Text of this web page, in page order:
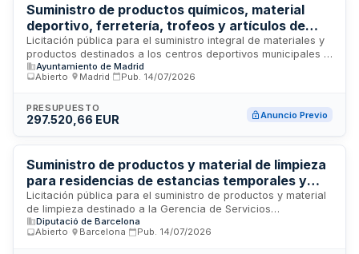
Suministro de productos químicos, material
deportivo, ferretería, trofeos y artículos de
limpieza para centros deportivos municipales
del Distrito de Tetuán
Licitación pública para el suministro integral de materiales y
productos destinados a los centros deportivos municipales y
eventos deportivos del Distrito de Tetuán en Madrid. El
contrato comprende cinco lotes diferenciados: productos
equipamiento deportivo, material de ferretería, trofeos y
medallas conmemorativas, así como productos de limpieza e
el correcto funcionamiento y mantenimiento de las
instalaciones deportivas municipales y la celebración de
eventos deportivos en el distrito.
Ayuntamiento de Madrid
Abierto
Madrid Pub. 14/07/2026
PRESUPUESTO
297.520,66 EUR Anuncio Previo
Suministro de productos y material de limpieza
para residencias de estancias temporales y
respiro - Diputación de Barcelona
Licitación pública para el suministro de productos y material
de limpieza destinado a la Gerencia de Servicios
Residenciales de Estancias Temporales y Respiro de la
Diputación de Barcelona. El contrato se estructura en cuatro
Diputació de Barcelona
Abierto
Barcelona Pub. 14/07/2026